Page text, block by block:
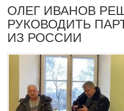
ОЛЕГ ИВАНОВ
РУКОВОДИТЬ
ИЗ РОССИИ